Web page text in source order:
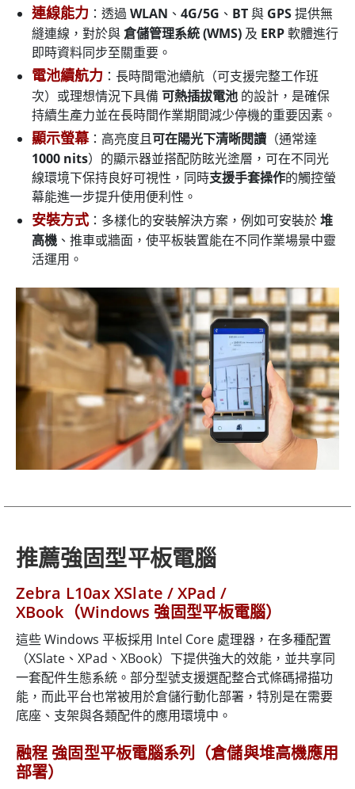
連線能力 ：透過WLAN 、 4G/5G 、 BT與 GPS提供無
縫連線，對於與倉儲管理系統 (WMS) 及 ERP軟體進行
即時資料同步至關重要。
電池續航力 ：長時間電池續航（可支援完整工作班
次）或理想情況下具備可熱插拔電池 的設計，是確保
持續生產力並在長時間作業期間減少停機的重要因素。
顯示螢幕：高亮度且可在陽光下清晰閱讀 （通常達
1000 nits）的顯示器並搭配防眩光塗層，可在不同光
線環境下保持良好可視性，同時支援手套操作的觸控螢
幕能進一步提升使用便利性。
安裝方式：多樣化的安裝解決方案，例如可安裝於堆
高機 、推車或牆面，使平板裝置能在不同作業場景中靈
活運用。
推薦強固型平板電腦
Zebra L10ax XSlate / XPad /
XBook（Windows 強固型平板電腦）
這些 Windows 平板採用 Intel Core 處理器，在多種配置
（XSlate、XPad、XBook）下提供強大的效能，並共享同
一套配件生態系統。部分型號支援選配整合式條碼掃描功
能，而此平台也常被用於倉儲行動化部署，特別是在需要
底座、支架與各類配件的應用環境中。
融程 強固型平板電腦系列（倉儲與堆高機應用
部署）